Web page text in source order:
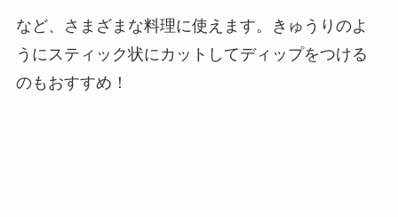
など、さまざまな料理に使えます。きゅうりのよ
うにスティック状にカットしてディップをつける
のもおすすめ！